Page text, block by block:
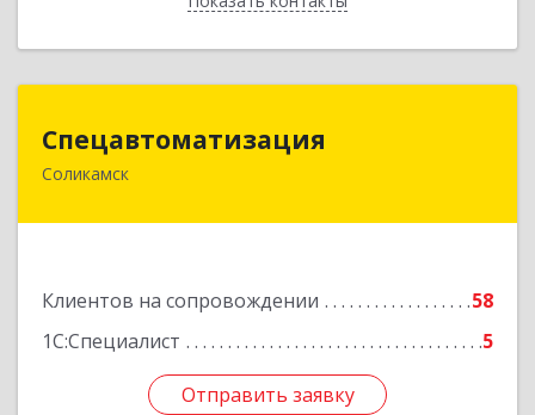
Спецавтоматизация
Соликамск
Клиентов на сопровождении
58
1С:Специалист
5
Отправить заявку
Отправить заявку